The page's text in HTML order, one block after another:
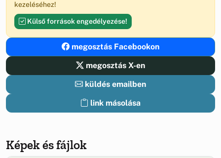
kezeléséhez!
Külső források engedélyezése!
megosztás Facebookon
megosztás X-en
küldés emailben
link másolása
Képek és fájlok